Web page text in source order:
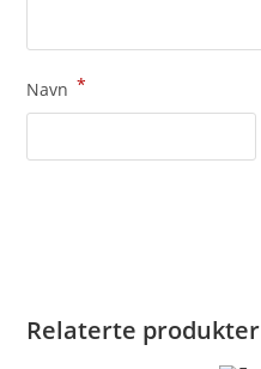
Navn *
Relaterte produkter